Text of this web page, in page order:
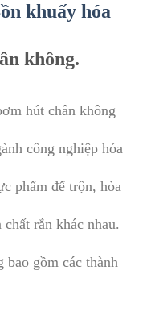
khuấy hóa
không.
hút chân không
công nghiệp hóa
phẩm để trộn, hòa
rắn khác nhau.
bao gồm các thành